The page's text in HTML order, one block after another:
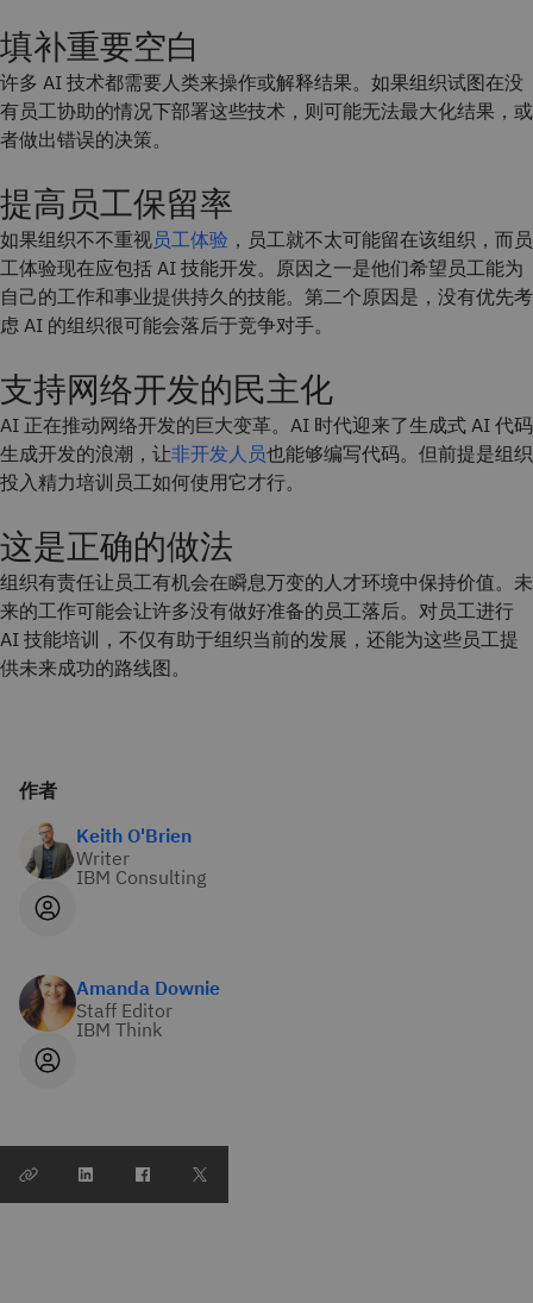
填补重要空白
许多 AI 技术都需要人类来操作或解释结果。如果组织试图在没
有员工协助的情况下部署这些技术，则可能无法最大化结果，或
者做出错误的决策。
提高员工保留率
如果组织不不重视员工体验 ，员工就不太可能留在该组织，而员
工体验现在应包括 AI 技能开发。原因之一是他们希望员工能为
自己的工作和事业提供持久的技能。第二个原因是，没有优先考
虑 AI 的组织很可能会落后于竞争对手。
支持网络开发的民主化
AI 正在推动网络开发的巨大变革。AI 时代迎来了生成式 AI 代码
生成开发的浪潮，让非开发人员也能够编写代码。但前提是组织
投入精力培训员工如何使用它才行。
这是正确的做法
组织有责任让员工有机会在瞬息万变的人才环境中保持价值。未
来的工作可能会让许多没有做好准备的员工落后。对员工进行
AI 技能培训，不仅有助于组织当前的发展，还能为这些员工提
供未来成功的路线图。
作者
Keith O'Brien
Writer
IBM Consulting
Amanda Downie
Staff Editor
IBM Think